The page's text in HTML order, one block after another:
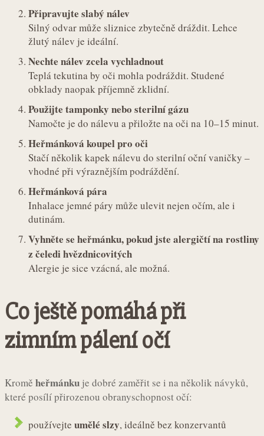
Připravujte slabý nálev
Silný odvar může sliznice zbytečně dráždit. Lehce
žlutý nálev je ideální.
Nechte nálev zcela vychladnout
Teplá tekutina by oči mohla podráždit. Studené
obklady naopak příjemně zklidní.
Použijte tamponky nebo sterilní gázu
Namočte je do nálevu a přiložte na oči na 10–15 minut.
Heřmánková koupel pro oči
Stačí několik kapek nálevu do sterilní oční vaničky –
vhodné při výraznějším podráždění.
Heřmánková pára
Inhalace jemné páry může ulevit nejen očím, ale i
dutinám.
Vyhněte se heřmánku, pokud jste alergičtí na rostliny
z čeledi hvězdnicovitých
Alergie je sice vzácná, ale možná.
Co ještě pomáhá při
zimním pálení očí
Kromě heřmánku je dobré zaměřit se i na několik návyků,
které posílí přirozenou obranyschopnost očí:
používejte umělé slzy, ideálně bez konzervantů